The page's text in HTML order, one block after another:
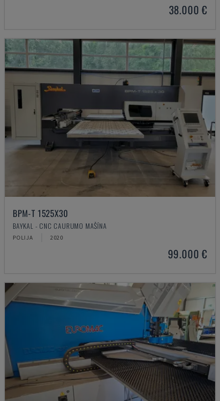
38.000 €
BPM-T 1525X30
BAYKAL - CNC CAURUMO MAŠĪNA
POLIJA 2020
99.000 €